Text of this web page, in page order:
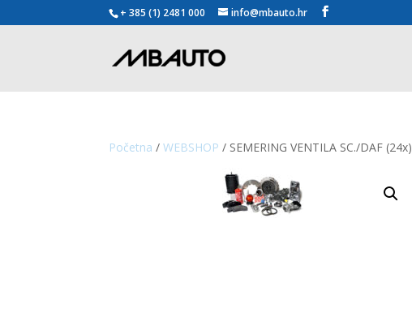
+ 385 (1) 2481 000 info@mbauto.hr
Početna /WEBSHOP / SEMERING VENTILA SC./DAF (24x)